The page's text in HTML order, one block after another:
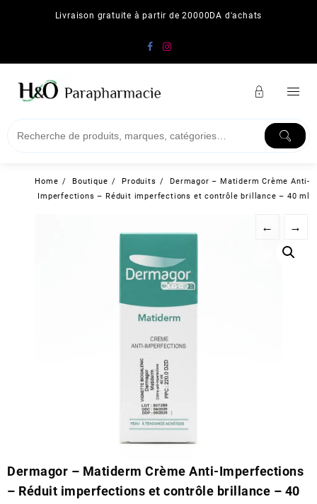
Livraison gratuite à partir de 20000DA d'achats
Home Boutique Produits
Dermagor – Matiderm Crème Anti-
Imperfections – Réduit imperfections et contrôle brillance – 40 ml
← →
Dermagor – Matiderm Crème Anti-Imperfections
– Réduit imperfections et contrôle brillance – 40